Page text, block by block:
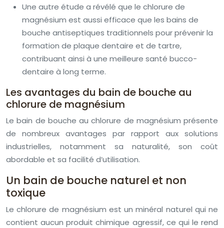
Une autre étude a révélé que le chlorure de
magnésium est aussi efficace que les bains de
bouche antiseptiques traditionnels pour prévenir la
formation de plaque dentaire et de tartre,
contribuant ainsi à une meilleure santé bucco-
dentaire à long terme.
Les avantages du bain de bouche au
chlorure de magnésium
Le bain de bouche au chlorure de magnésium présente
de nombreux avantages par rapport aux solutions
industrielles, notamment sa naturalité, son coût
abordable et sa facilité d’utilisation.
Un bain de bouche naturel et non
toxique
Le chlorure de magnésium est un minéral naturel qui ne
contient aucun produit chimique agressif, ce qui le rend